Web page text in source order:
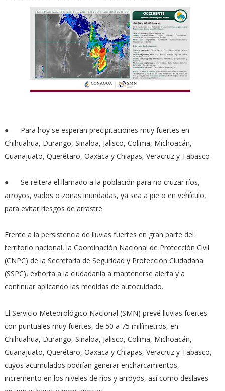
●
Para hoy se esperan precipitaciones muy fuertes en
Chihuahua, Durango, Sinaloa, Jalisco, Colima, Michoacán,
Guanajuato, Querétaro, Oaxaca y Chiapas, Veracruz y Tabasco
●
Se reitera el llamado a la población para no cruzar ríos,
arroyos, vados o zonas inundadas, ya sea a pie o en vehículo,
para evitar riesgos de arrastre
Frente a la persistencia de lluvias fuertes en gran parte del
territorio nacional, la Coordinación Nacional de Protección Civil
(CNPC) de la Secretaría de Seguridad y Protección Ciudadana
(SSPC), exhorta a la ciudadanía a mantenerse alerta y a
continuar aplicando las medidas de autocuidado.
El Servicio Meteorológico Nacional (SMN) prevé lluvias fuertes
con puntuales muy fuertes, de 50 a 75 milímetros, en
Chihuahua, Durango, Sinaloa, Jalisco, Colima, Michoacán,
Guanajuato, Querétaro, Oaxaca y Chiapas, Veracruz y Tabasco,
cuyos acumulados podrían generar encharcamientos,
incremento en los niveles de ríos y arroyos, así como deslaves